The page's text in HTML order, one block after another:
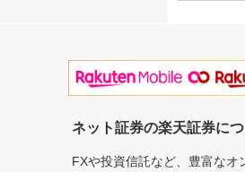
ネット証券の楽天証券に
FXや投資信託など、豊富な